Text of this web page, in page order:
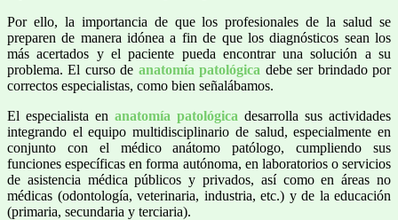
Por ello, la importancia de que los profesionales de la salud se
preparen de manera idónea a fin de que los diagnósticos sean los
más acertados y el paciente pueda encontrar una solución a su
problema. El curso de anatomía patológica debe ser brindado por
correctos especialistas, como bien señalábamos.
El especialista en anatomía patológica desarrolla sus actividades
integrando el equipo multidisciplinario de salud, especialmente en
conjunto con el médico anátomo patólogo, cumpliendo sus
funciones específicas en forma autónoma, en laboratorios o servicios
de asistencia médica públicos y privados, así como en áreas no
médicas (odontología, veterinaria, industria, etc.) y de la educación
(primaria, secundaria y terciaria).